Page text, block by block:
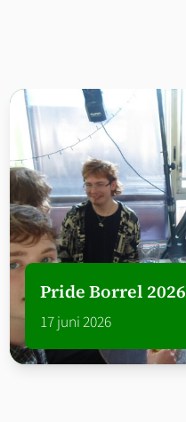
Pride Borrel 2026
17 juni 2026